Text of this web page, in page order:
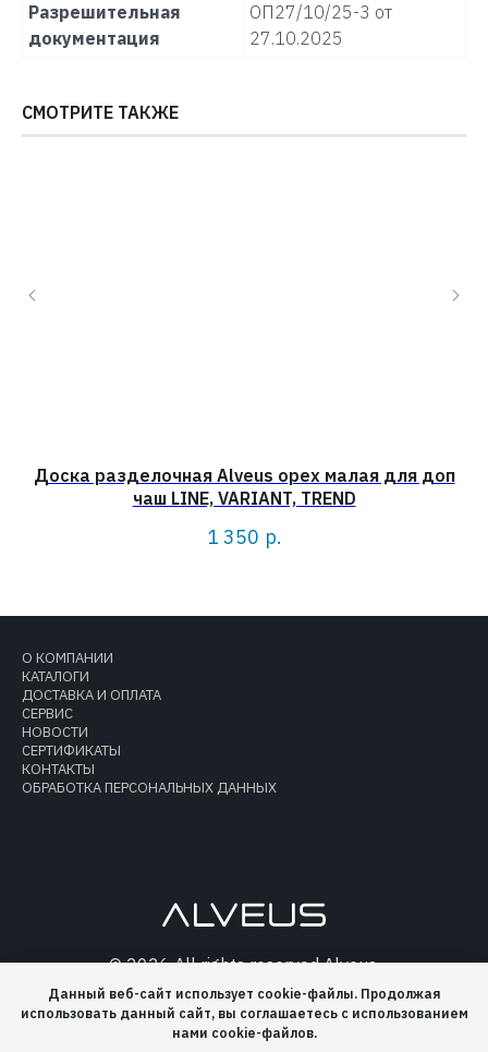
Разрешительная
документация
ОП27/10/25-3 от
27.10.2025
СМОТРИТЕ ТАКЖЕ
Доска разделочная Alveus орех малая для доп
чаш LINE, VARIANT, TREND
1 350 р.
О КОМПАНИИ
КАТАЛОГИ
ДОСТАВКА И ОПЛАТА
СЕРВИС
НОВОСТИ
СЕРТИФИКАТЫ
КОНТАКТЫ
ОБРАБОТКА ПЕРСОНАЛЬНЫХ ДАННЫХ
© 2026 All rights reserved Alveus.
Европейский производитель кухонных моек и
аксессуаров.
Данный веб-сайт использует cookie-файлы. Продолжая
использовать данный сайт, вы соглашаетесь с использованием
нами cookie-файлов.